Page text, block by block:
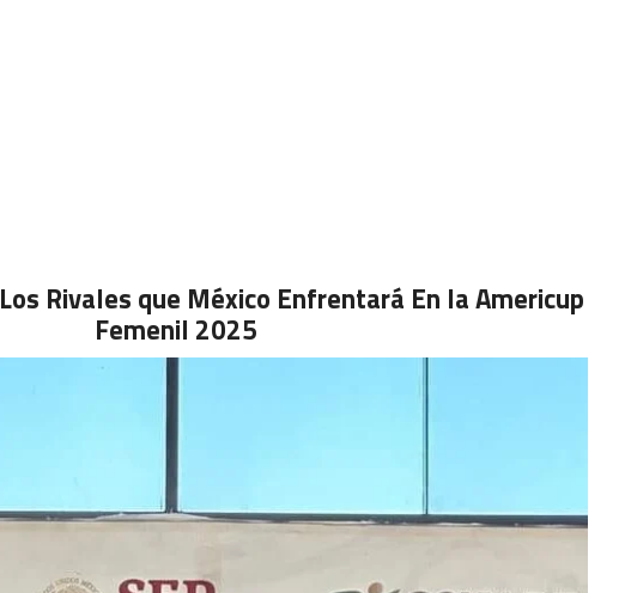
Los Rivales que México Enfrentará En la Americup
Femenil 2025